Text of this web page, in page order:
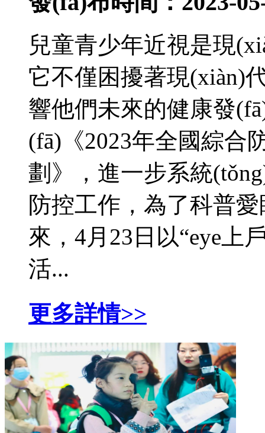
兒童青少年近視是現
它不僅困擾著現(xiàn)代
響他們未來的健康發(fā)
(fā)《2023年全國綜合
劃》，進一步系統
防控工作，為了科普
來，4月23日以“eye上
活...
更多詳情>>